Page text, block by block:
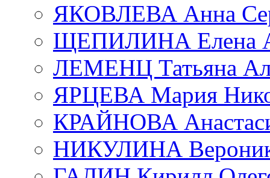
ЯКОВЛЕВА Анна
ЩЕПИЛИНА Елена
ЛЕМЕНЦ Татьяна
ЯРЦЕВА Мария
КРАЙНОВА
НИКУЛИНА